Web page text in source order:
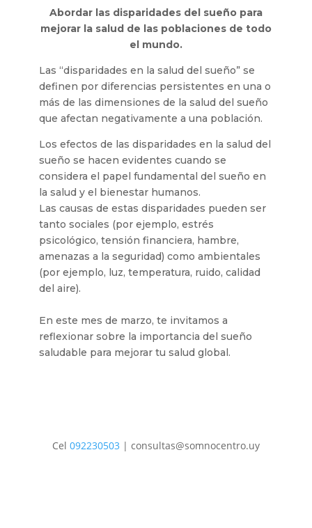
Abordar las disparidades del sueño para
mejorar la salud de las poblaciones de todo
el mundo.
Las “disparidades en la salud del sueño” se
definen por diferencias persistentes en una o
más de las dimensiones de la salud del sueño
que afectan negativamente a una población.
Los efectos de las disparidades en la salud del
sueño se hacen evidentes cuando se
considera el papel fundamental del sueño en
la salud y el bienestar humanos.
Las causas de estas disparidades pueden ser
tanto sociales (por ejemplo, estrés
psicológico, tensión financiera, hambre,
amenazas a la seguridad) como ambientales
(por ejemplo, luz, temperatura, ruido, calidad
del aire).
En este mes de marzo, te invitamos a
reflexionar sobre la importancia del sueño
saludable para mejorar tu salud global.
Cel 092230503| consultas@somnocentro.uy